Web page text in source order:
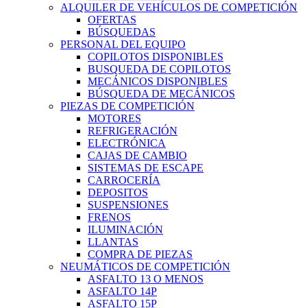
ALQUILER DE VEHÍCULOS DE COMPETICIÓN
OFERTAS
BÚSQUEDAS
PERSONAL DEL EQUIPO
COPILOTOS DISPONIBLES
BUSQUEDA DE COPILOTOS
MECÁNICOS DISPONIBLES
BÚSQUEDA DE MECÁNICOS
PIEZAS DE COMPETICIÓN
MOTORES
REFRIGERACIÓN
ELECTRÓNICA
CAJAS DE CAMBIO
SISTEMAS DE ESCAPE
CARROCERÍA
DEPOSITOS
SUSPENSIONES
FRENOS
ILUMINACIÓN
LLANTAS
COMPRA DE PIEZAS
NEUMÁTICOS DE COMPETICIÓN
ASFALTO 13 O MENOS
ASFALTO 14P
ASFALTO 15P